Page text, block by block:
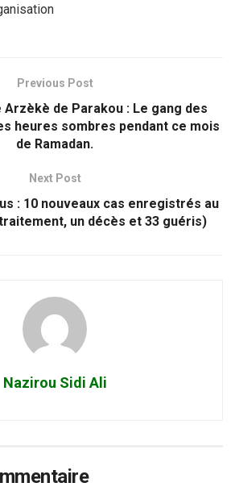
Previous Post
de Parakou : Le gang des
heures sombres pendant ce mois
de Ramadan.
Next Post
: 10 nouveaux cas enregistrés au
un décès et 33 guéris)
Nazirou Sidi Ali